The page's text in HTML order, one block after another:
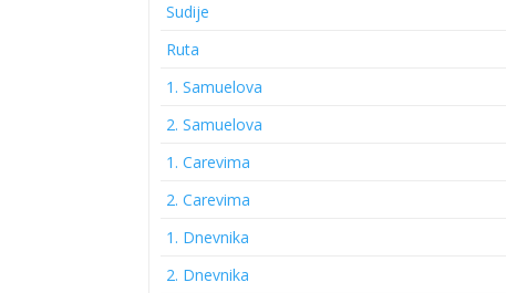
Sudije
Ruta
1. Samuelova
2. Samuelova
1. Carevima
2. Carevima
1. Dnevnika
2. Dnevnika